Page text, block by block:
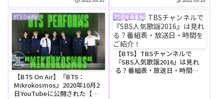
BTS On Air
【BTS On Air】『BTS：
Mikrokosmos』2020年10月2
日YouTubeに公開された【動
BTS 音楽番組
【BTS】TBSチャンネルで
『SBS人気歌謡2016』は見れ
る？番組表・放送日・時間を